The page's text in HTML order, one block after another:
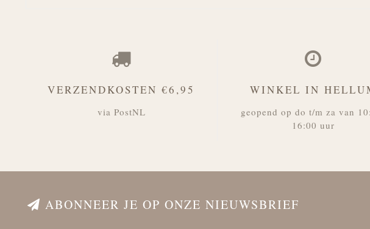
VERZENDKOSTEN €6,95
via PostNL
WINKEL IN
geopend op do t/m za van
16:00 uur
ABONNEER JE OP ONZE NIEUWSBRIEF